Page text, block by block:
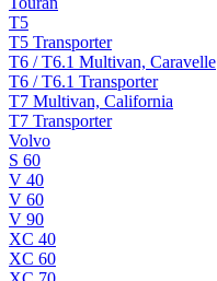
T5
T5 Transporter
T6 / T6.1 Multivan, Caravelle
T6 / T6.1 Transporter
T7 Multivan, California
T7 Transporter
Volvo
S 60
V 40
V 60
V 90
XC 40
XC 60